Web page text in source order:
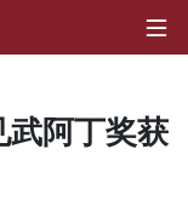
武阿丁奖获